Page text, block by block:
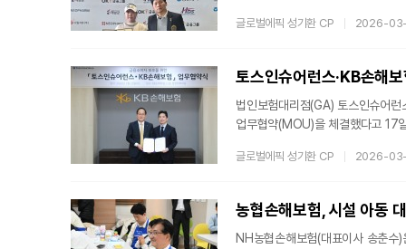
참여한 가운데 ▲아마추어 대학부
며, 아마추어 대학부에서는 단젤
글로벌에픽 성기환 CP 2026-
토스인슈어런스·KB손해
법인보험대리점(GA) 토스인슈어
업무협약(MOU)을 체결했다고 17
보험 본사에서 열린 협약식 행사에
위한 내부통제 및 자율점검 ▲금융
글로벌에픽 성기환 CP 2026-
농협손해보험, 시설 아동
NH농협손해보험(대표이사 송춘수